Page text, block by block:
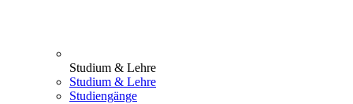
Studium & Lehre
Studium & Lehre
Studiengänge